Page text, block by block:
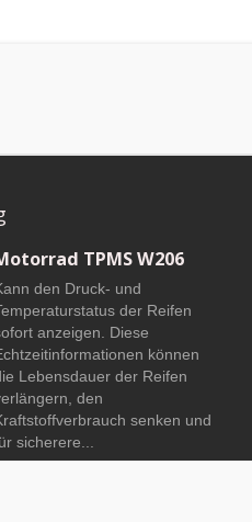
TPMS W206
den Druck- und
der Reifen
anzeigen. Diese
können
Lebensdauer der Reifen
den
senken und
sicherere...